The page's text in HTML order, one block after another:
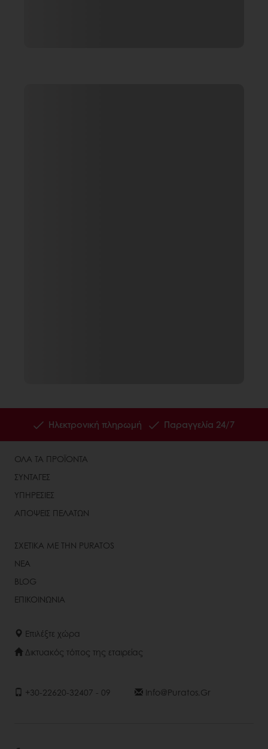
Ηλεκτρονική πληρωμή Παραγγελία 24/7
ΟΛΑ ΤΑ ΠΡΟΪΟΝΤΑ
ΣΥΝΤΑΓΕΣ
ΥΠΗΡΕΣΙΕΣ
ΑΠΟΨΕΙΣ ΠΕΛΑΤΩΝ
ΣΧΕΤΙΚΑ ΜΕ ΤΗΝ PURATOS
ΝΕΑ
BLOG
ΕΠΙΚΟΙΝΩΝΙΑ
Επιλέξτε χώρα
Δικτυακός τόπος της εταιρείας
+30-22620-32407 - 09 Info@puratos.gr